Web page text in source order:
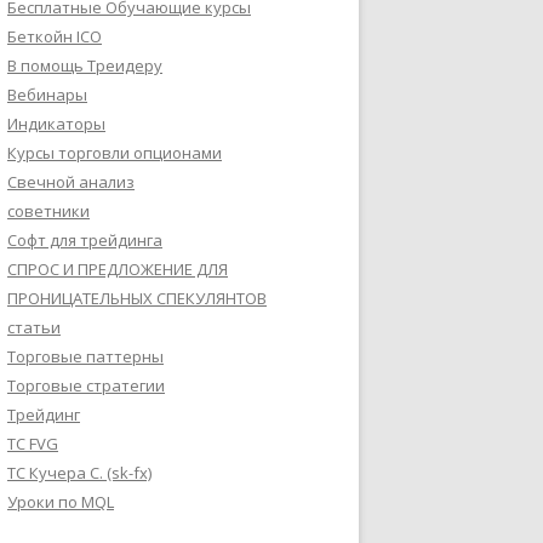
Бесплатные Обучающие курсы
Беткойн ICO
В помощь Треидеру
Вебинары
Индикаторы
Курсы торговли опционами
Свечной анализ
советники
Софт для трейдинга
СПРОС И ПРЕДЛОЖЕНИЕ ДЛЯ
ПРОНИЦАТЕЛЬНЫХ СПЕКУЛЯНТОВ
статьи
Торговые паттерны
Торговые стратегии
Трейдинг
ТС FVG
ТС Кучера С. (sk-fx)
Уроки по MQL